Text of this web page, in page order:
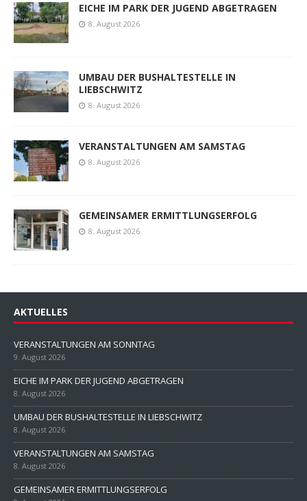
EICHE IM PARK DER JUGEND ABGETRAGEN
8. August 2026
UMBAU DER BUSHALTESTELLE IN
LIEBSCHWITZ
8. August 2026
VERANSTALTUNGEN AM SAMSTAG
8. August 2026
GEMEINSAMER ERMITTLUNGSERFOLG
8. August 2026
AKTUELLES
VERANSTALTUNGEN AM SONNTAG
9. August 2026
EICHE IM PARK DER JUGEND ABGETRAGEN
8. August 2026
UMBAU DER BUSHALTESTELLE IN LIEBSCHWITZ
8. August 2026
VERANSTALTUNGEN AM SAMSTAG
8. August 2026
GEMEINSAMER ERMITTLUNGSERFOLG